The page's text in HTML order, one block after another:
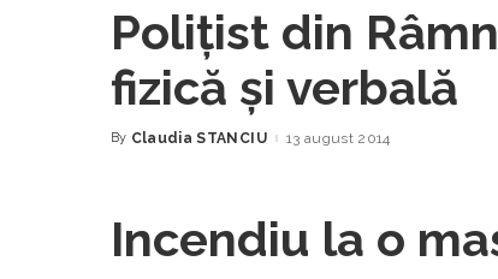
Poliţist din
fizică şi verbală
Posted
By Claudia STANCIU 13 august 2014
Incendiu la o